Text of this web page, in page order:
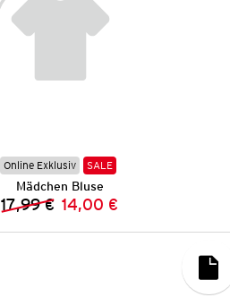
Online Exklusiv SALE
Mädchen Bluse
Vorheriger Preis:
17,99 € Neuer Preis:
14,00 €